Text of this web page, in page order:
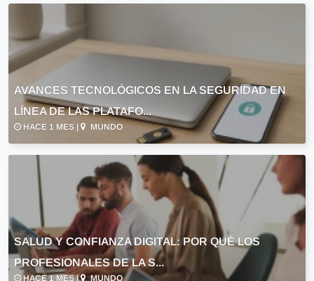
AVANCES TECNOLÓGICOS EN LA SEGURIDAD EN
LÍNEA DE LAS PLATAFO...
HACE 1 MES | MUNDO
SALUD Y CONFIANZA DIGITAL: POR QUÉ LOS
PROFESIONALES DE LA S...
HACE 1 MES | MUNDO